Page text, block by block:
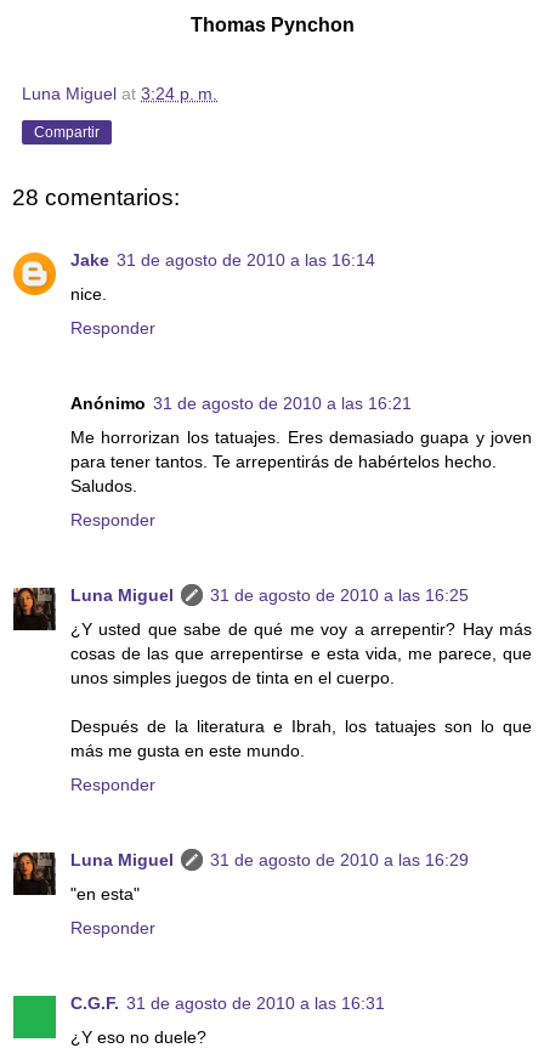
Thomas Pynchon
Luna Miguel at 3:24 p. m.
Compartir
28 comentarios:
Jake 31 de agosto de 2010 a las 16:14
nice.
Responder
Anónimo 31 de agosto de 2010 a las 16:21
Me horrorizan los tatuajes. Eres demasiado guapa y joven
para tener tantos. Te arrepentirás de habértelos hecho.
Saludos.
Responder
Luna Miguel
31 de agosto de 2010 a las 16:25
¿Y usted que sabe de qué me voy a arrepentir? Hay más
cosas de las que arrepentirse e esta vida, me parece, que
unos simples juegos de tinta en el cuerpo.
Después de la literatura e Ibrah, los tatuajes son lo que
más me gusta en este mundo.
Responder
Luna Miguel
31 de agosto de 2010 a las 16:29
"en esta"
Responder
C.G.F. 31 de agosto de 2010 a las 16:31
¿Y eso no duele?